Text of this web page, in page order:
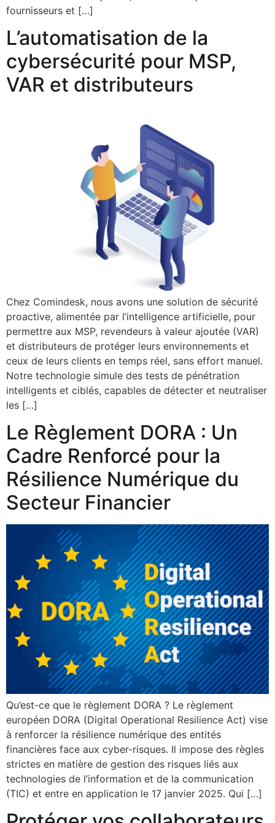
fournisseurs et […]
L’automatisation de la
cybersécurité pour MSP,
VAR et distributeurs
Chez Comindesk, nous avons une solution de sécurité
proactive, alimentée par l’intelligence artificielle, pour
permettre aux MSP, revendeurs à valeur ajoutée (VAR)
et distributeurs de protéger leurs environnements et
ceux de leurs clients en temps réel, sans effort manuel.
Notre technologie simule des tests de pénétration
intelligents et ciblés, capables de détecter et neutraliser
les […]
Le Règlement DORA : Un
Cadre Renforcé pour la
Résilience Numérique du
Secteur Financier
Qu’est-ce que le règlement DORA ? Le règlement
européen DORA (Digital Operational Resilience Act) vise
à renforcer la résilience numérique des entités
financières face aux cyber-risques. Il impose des règles
strictes en matière de gestion des risques liés aux
technologies de l’information et de la communication
(TIC) et entre en application le 17 janvier 2025. Qui […]